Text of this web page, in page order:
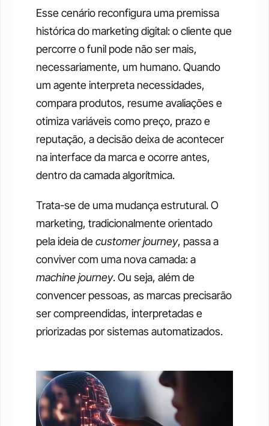
Esse cenário reconfigura uma premissa
histórica do marketing digital: o cliente que
percorre o funil pode não ser mais,
necessariamente, um humano. Quando
um agente interpreta necessidades,
compara produtos, resume avaliações e
otimiza variáveis como preço, prazo e
reputação, a decisão deixa de acontecer
na interface da marca e ocorre antes,
dentro da camada algorítmica.
Trata-se de uma mudança estrutural. O
marketing, tradicionalmente orientado
pela ideia de customer journey, passa a
machine journey. Ou seja, além de
convencer pessoas, as marcas precisarão
ser compreendidas, interpretadas e
priorizadas por sistemas automatizados.